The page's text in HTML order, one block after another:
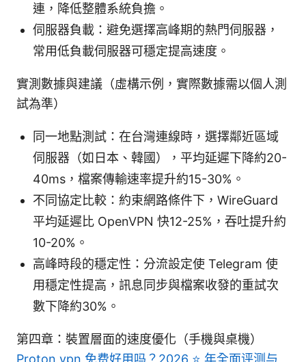
連，降低整體系統負擔。
伺服器負載：避免選擇高峰期的熱門伺服器，
常用低負載伺服器可穩定提高速度。
實測數據與建議（虛構示例，實際數據需以個人測
試為準）
同一地點測試：在台灣連線時，選擇鄰近區域
伺服器（如日本、韓國），平均延遲下降約20-
40ms，檔案傳輸速率提升約15-30%。
不同協定比較：約束網路條件下，WireGuard
平均延遲比 OpenVPN 快12-25%，吞吐提升約
10-20%。
高峰時段的穩定性：分流設定使 Telegram 使
用穩定性提高，訊息同步與檔案收發的重試次
數下降約30%。
第四章：裝置層面的速度優化（手機與桌機）
Proton vpn 免费好用吗？2026 ⭐ 年全面评测与